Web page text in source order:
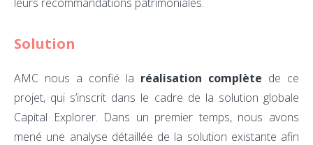
Solution
AMC nous a confié la réalisation complète de ce
projet, qui s’inscrit dans le cadre de la solution globale
Capital Explorer. Dans un premier temps, nous avons
mené une analyse détaillée de la solution existante afin